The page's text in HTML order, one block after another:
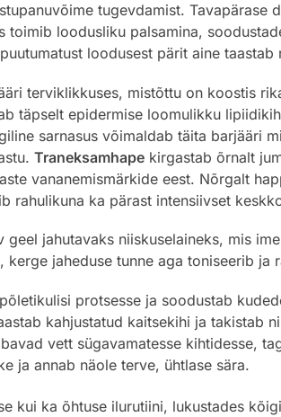
tugevdamist.
toimib loodusliku palsamina,
loodusest pärit aine
terviklikkuses, mistõttu on koostis
täpselt epidermise loomulikku
sarnasus võimaldab täita barjääri
Traneksamhapekirgastab õrnalt
vananemismärkide eest. Nõrgalt
rahulikuna ka pärast intensiivset
jahutavaks niiskuselaineks, mis
jaheduse tunne aga toniseerib ja
protsesse ja soodustab
kahjustatud kaitsekihi ja takistab
vett sügavamatesse kihtidesse,
ja annab näole terve, ühtlase sära.
kui ka õhtuse ilurutiini, lukustades